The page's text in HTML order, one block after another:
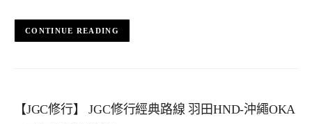
CONTINUE READING
【JGC修行】 JGC修行經典路線 羽田HND-沖繩OKA